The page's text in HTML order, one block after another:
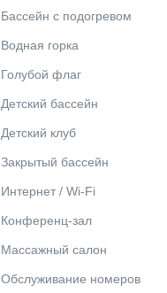
Бассейн с подогревом
Водная горка
Голубой флаг
Детский бассейн
Детский клуб
Закрытый бассейн
Интернет / Wi-Fi
Конференц-зал
Массажный салон
Обслуживание номеров